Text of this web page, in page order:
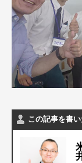
この記事を書い